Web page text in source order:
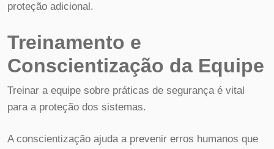
proteção adicional.
Treinamento e
Conscientização da Equipe
Treinar a equipe sobre práticas de segurança é vital
para a proteção dos sistemas.
A conscientização ajuda a prevenir erros humanos que